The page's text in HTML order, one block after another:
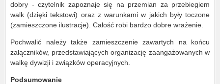
dobry - czytelnik zapoznaje się na przemian za przebiegiem
walk (dzięki tekstowi) oraz z warunkami w jakich były toczone
(zamieszczone ilustracje). Całość robi bardzo dobre wrażenie.
Pochwalić należy także zamieszczenie zawartych na końcu
załączników, przedstawiających organizację zaangażowanych w
walkę dywizji i związków operacyjnych.
Podsumowanie